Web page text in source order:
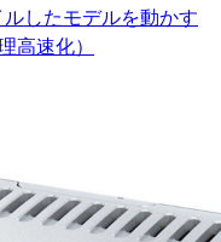
したモデルを動かす
高速化）